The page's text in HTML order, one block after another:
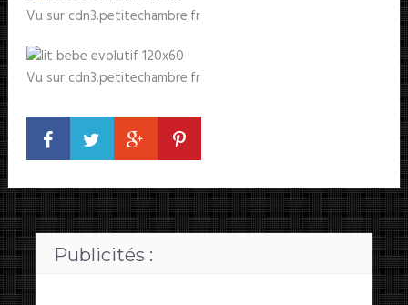
Vu sur cdn3.petitechambre.fr
Vu sur cdn3.petitechambre.fr
Publicités :